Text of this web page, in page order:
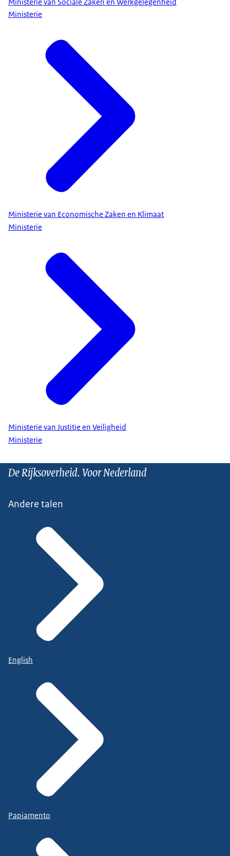
Ministerie
Ministerie van Economische Zaken en Klimaat
Ministerie
Ministerie van Justitie en Veiligheid
Ministerie
De Rijksoverheid. Voor Nederland
Andere talen
English
Papiamento